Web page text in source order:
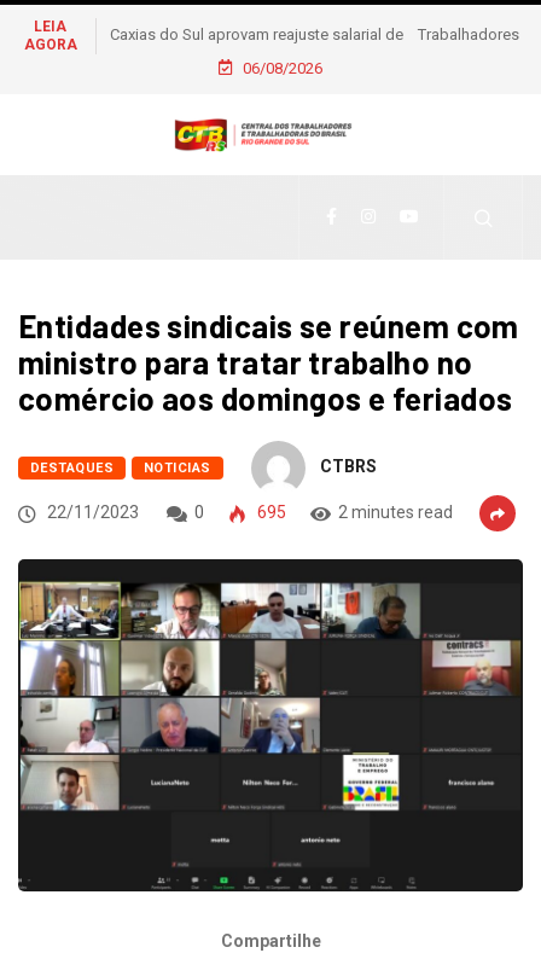
LEIA
AGORA
Trabalhadores se mobilizam para criação de comitê em
apoio à pré-candidatura de Daiana Santos
06/08/2026
Entidades sindicais se reúnem com
ministro para tratar trabalho no
comércio aos domingos e feriados
DESTAQUES NOTICIAS CTBRS
22/11/2023 0 695 2 minutes read
Compartilhe